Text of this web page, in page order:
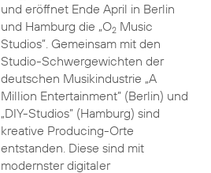
und eröffnet Ende April in Berlin
und Hamburg die „O2Music
Studios”. Gemeinsam mit den
Studio-Schwergewichten der
deutschen Musikindustrie „A
Million Entertainment” (Berlin) und
„DIY-Studios” (Hamburg) sind
kreative Producing-Orte
entstanden. Diese sind mit
modernster digitaler